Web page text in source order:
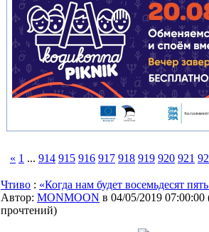
« 1 ... 914 915 916 917 918 919 920 921
Чтиво : «Когда нам будет восемьдесят
Автор: MONMOON в 04/05/2019 07:00:00
прочтений)